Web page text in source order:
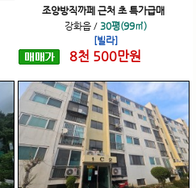
조양방직까페 근처 초 특가급매
강화읍 / 30평(99㎡)
[빌라]
8천 500만원